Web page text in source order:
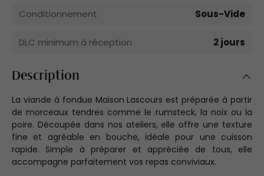
Description
La viande à fondue Maison Lascours est préparée à partir
de morceaux tendres comme le rumsteck, la noix ou la
poire. Découpée dans nos ateliers, elle offre une texture
fine et agréable en bouche, idéale pour une cuisson
rapide. Simple à préparer et appréciée de tous, elle
accompagne parfaitement vos repas conviviaux.
Conditionnement Sous-Vide
DLC minimum à réception 2 jours